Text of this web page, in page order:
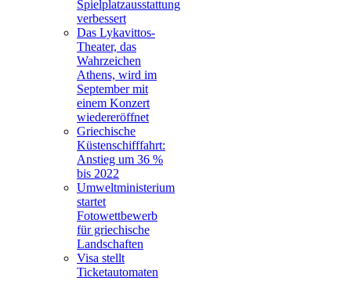
Spielplatzausstattung
verbessert
Das Lykavittos-
Theater, das
Wahrzeichen
Athens, wird im
September mit
einem Konzert
wiedereröffnet
Griechische
Küstenschifffahrt:
Anstieg um 36 %
bis 2022
Umweltministerium
startet
Fotowettbewerb
für griechische
Landschaften
Visa stellt
Ticketautomaten